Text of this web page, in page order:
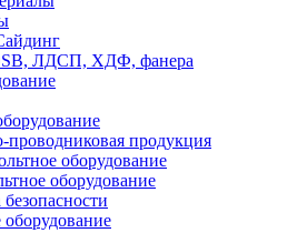
ЛДСП, ХДФ, фанера
проводниковая продукция
оборудование
оборудование